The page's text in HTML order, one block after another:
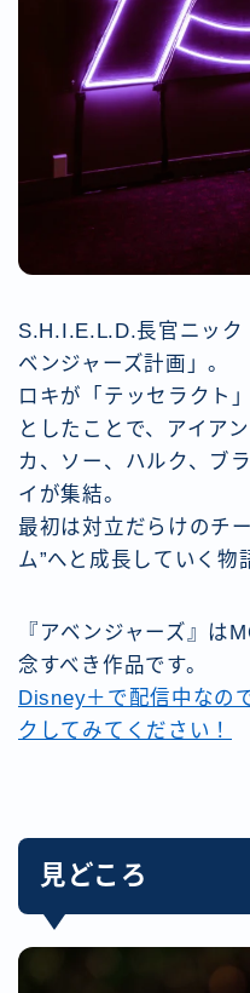
S.H.I.E.L.D.長官ニック
ベンジャーズ計画」。
ロキが「テッセラクト
としたことで、アイア
カ、ソー、ハルク、ブ
イが集結。
最初は対立だらけのチ
ム”へと成長していく物
『アベンジャーズ』は
念すべき作品です。
Disney＋で配信中なの
クしてみてください！
見どころ